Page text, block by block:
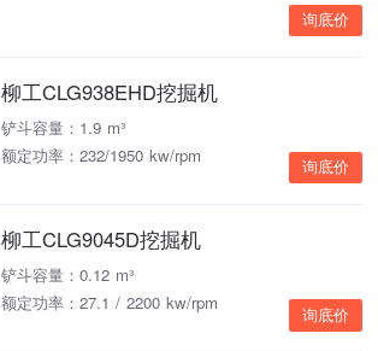
询底价
柳工CLG938EHD挖掘机
铲斗容量：1.9 m³
额定功率：232/1950 kw/rpm
询底价
柳工CLG9045D挖掘机
铲斗容量：0.12 m³
额定功率：27.1 / 2200 kw/rpm
询底价